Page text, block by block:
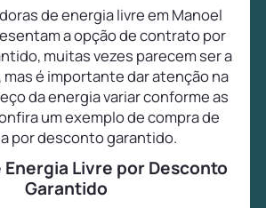
de energia livre em Manoel
a opção de contrato por
muitas vezes parecem ser a
mas é importante dar atenção na
da energia variar conforme as
um exemplo de compra de
por desconto garantido.
Energia Livre por Desconto
Garantido